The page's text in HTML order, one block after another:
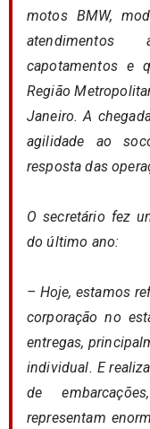
motos BMW,
atendimentos
capotamentos e
Região
Janeiro. A
agilidade ao
resposta das
O secretário fez
do último ano:
– Hoje, estamos
corporação no
entregas,
individual. E
de
representam